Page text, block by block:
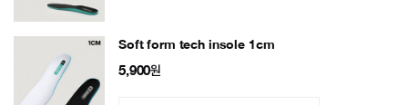
Soft form tech insole 1cm
5,900원